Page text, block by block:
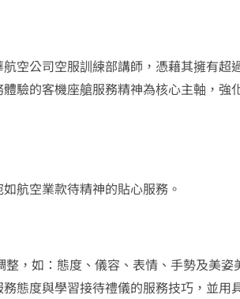
空公司空服訓練部講師，憑藉其擁有超
驗的客機座艙服務精神為核心主軸，強
航空業款待精神的貼心服務。
，如：態度、儀容、表情、手勢及美
態度與學習接待禮儀的服務技巧，並用